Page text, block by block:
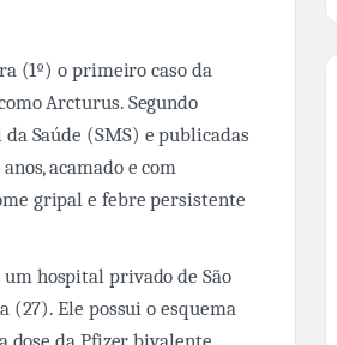
(1º) o primeiro caso da
Arcturus. Segundo
Saúde (SMS) e publicadas
acamado e com
gripal e febre persistente
hospital privado de São
Ele possui o esquema
dose da Pfizer bivalente.